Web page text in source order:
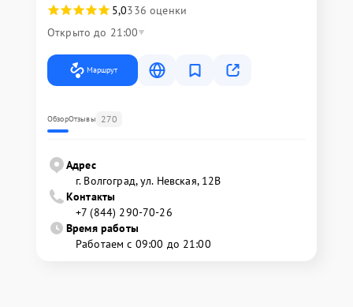
5,0336 оценки
Открыто до 21:00
Маршрут
ОбзорОтзывы 270
Адрес
г. Волгоград, ул. Невская, 12В
Контакты
+7 (844) 290-70-26
Время работы
Работаем с 09:00 до 21:00